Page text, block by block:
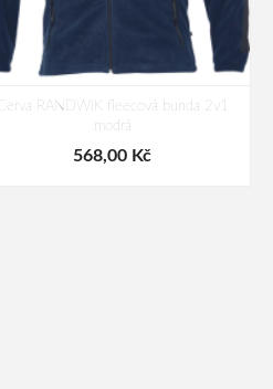
Cerva RANDWIK fleecová bunda 2v1
modrá
568,00 Kč